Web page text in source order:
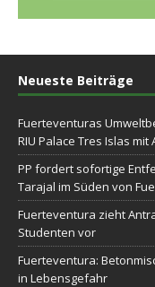
Neueste Beiträge
Fuerteventuras
RIU Palace Tres Islas mit
PP fordert sofortige
Tarajal im Süden von
Fuerteventura zieht
Studenten vor
Fuerteventura:
in Lebensgefahr